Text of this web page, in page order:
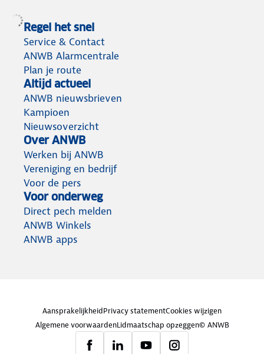
Regel het snel
Service & Contact
ANWB Alarmcentrale
Plan je route
Altijd actueel
ANWB nieuwsbrieven
Kampioen
Nieuwsoverzicht
Over ANWB
Werken bij ANWB
Vereniging en bedrijf
Voor de pers
Voor onderweg
Direct pech melden
ANWB Winkels
ANWB apps
AansprakelijkheidPrivacy statementCookies wijzigen
Algemene voorwaardenLidmaatschap opzeggen© ANWB